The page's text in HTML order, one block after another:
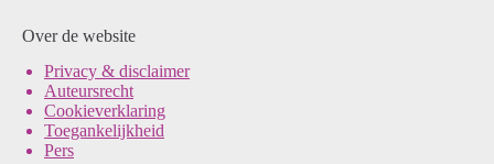
Over de website
Privacy & disclaimer
Auteursrecht
Cookieverklaring
Toegankelijkheid
Pers